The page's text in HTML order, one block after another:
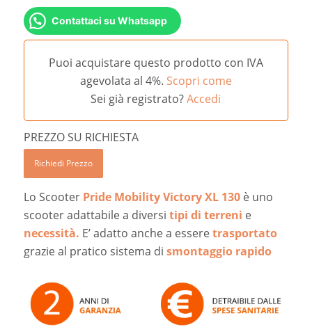
Contattaci su Whatsapp
Puoi acquistare questo prodotto con IVA
agevolata al 4%. Scopri come
Sei già registrato?Accedi
PREZZO SU RICHIESTA
Richiedi Prezzo
Lo Scooter Pride Mobility Victory XL 130è uno
scooter adattabile a diversi tipi di terreni e
necessità. E’ adatto anche a esseretrasportato
grazie al pratico sistema di smontaggio rapido